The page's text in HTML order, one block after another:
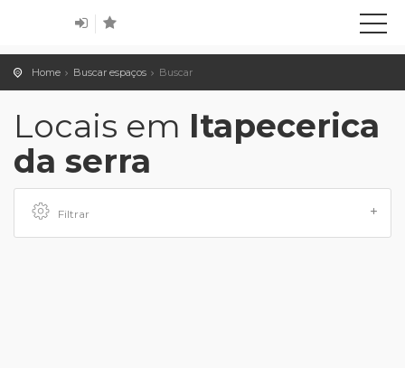
Home Buscar espaços Buscar
Locais em Itapecerica
da serra
Filtrar